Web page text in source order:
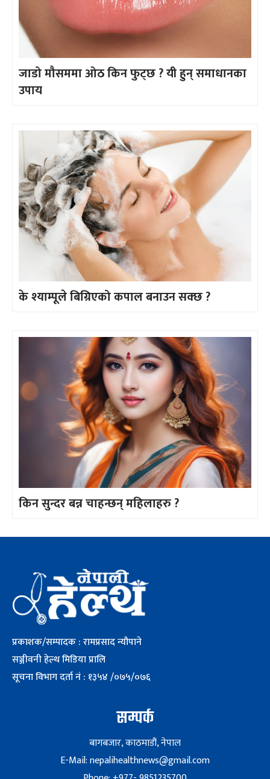
जाडो मौसममा ओठ किन फुट्छ ? यी हुन् समाधानका
उपाय
के श्याम्पूले बिग्रिएको कपाल बनाउन सक्छ ?
किन सुन्दर बन्न चाहन्छन् महिलाहरु ?
प्रकाशक/सम्पादक : रामप्रसाद न्यौपाने
सञ्जीवनी हेल्थ मिडिया प्रालि
सूचना विभाग दर्ता नं : १३५४ /०७५/०७६
सम्पर्क
बागबजार, काठमाडौं, नेपाल
E-Mail: nepalihealthnews@gmail.com